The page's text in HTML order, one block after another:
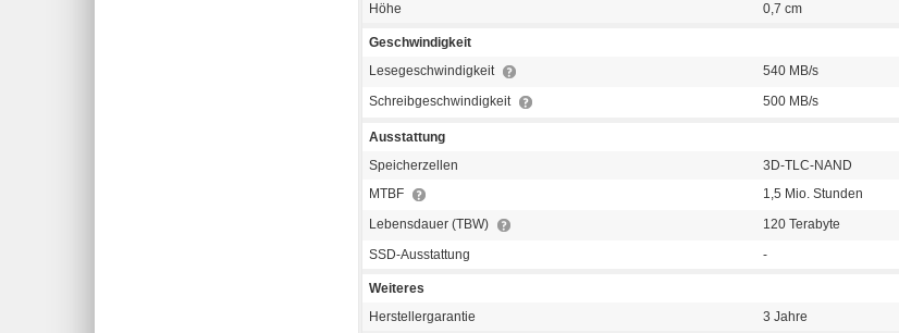
Höhe
0,7 cm
Geschwindigkeit
Lesegeschwindigkeit
540 MB/s
Schreibgeschwindigkeit
500 MB/s
Ausstattung
Speicherzellen
3D-TLC-NAND
MTBF
1,5 Mio. Stunden
Lebensdauer (TBW)
120 Terabyte
SSD-Ausstattung
-
Weiteres
Herstellergarantie
3 Jahre